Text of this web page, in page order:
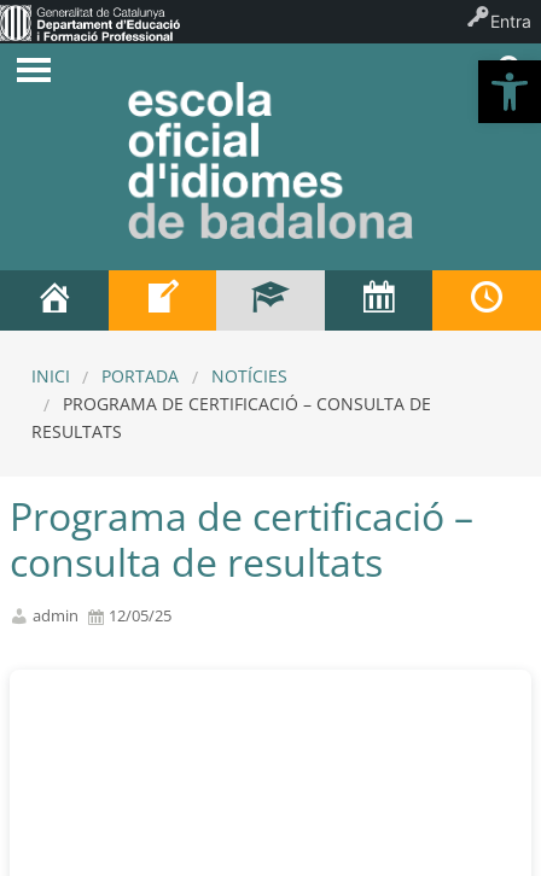
INICI PORTADA
NOTÍCIES
PROGRAMA DE CERTIFICACIÓ – CONSULTA DE
RESULTATS
Programa de certificació –
consulta de resultats
admin 12/05/25
Entra